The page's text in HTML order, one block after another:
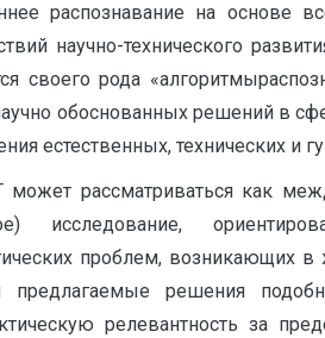
распознавание на основе
научно-технического
своего рода
обоснованных решений в
естественных, технических и
рассматриваться как
исследование,
проблем, возникающих
предлагаемые решения
релевантность за